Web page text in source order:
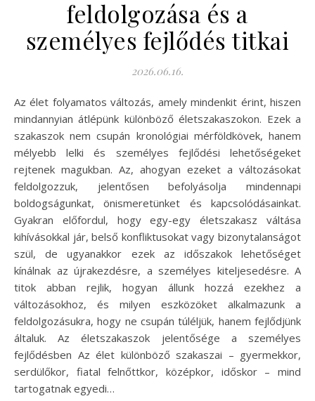
feldolgozása és a
személyes fejlődés titkai
2026.06.16.
Az élet folyamatos változás, amely mindenkit érint, hiszen
mindannyian átlépünk különböző életszakaszokon. Ezek a
szakaszok nem csupán kronológiai mérföldkövek, hanem
mélyebb lelki és személyes fejlődési lehetőségeket
rejtenek magukban. Az, ahogyan ezeket a változásokat
feldolgozzuk, jelentősen befolyásolja mindennapi
boldogságunkat, önismeretünket és kapcsolódásainkat.
Gyakran előfordul, hogy egy-egy életszakasz váltása
kihívásokkal jár, belső konfliktusokat vagy bizonytalanságot
szül, de ugyanakkor ezek az időszakok lehetőséget
kínálnak az újrakezdésre, a személyes kiteljesedésre. A
titok abban rejlik, hogyan állunk hozzá ezekhez a
változásokhoz, és milyen eszközöket alkalmazunk a
feldolgozásukra, hogy ne csupán túléljük, hanem fejlődjünk
általuk. Az életszakaszok jelentősége a személyes
fejlődésben Az élet különböző szakaszai – gyermekkor,
serdülőkor, fiatal felnőttkor, középkor, időskor – mind
tartogatnak egyedi…